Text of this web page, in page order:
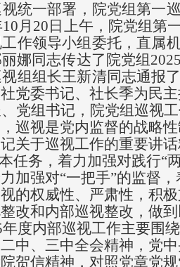
统一部署， 院党组第一
10月20日上午，院党组第
作领导小组委托， 直属
娜同志传达了院党组
组组长王新清同志通报了
党委书记、社长季为民
党组书记 ，院党组巡视
巡视是党内监督的战略
关于巡视工作的重要讲
任务， 着力加强对践行“
加强对“一把手”的监督
的权威性、严肃性，积极
改和内部巡视整改，做
年度内部巡视工作主要围
中、三中全会精神，党
贺信精神，对照党章党